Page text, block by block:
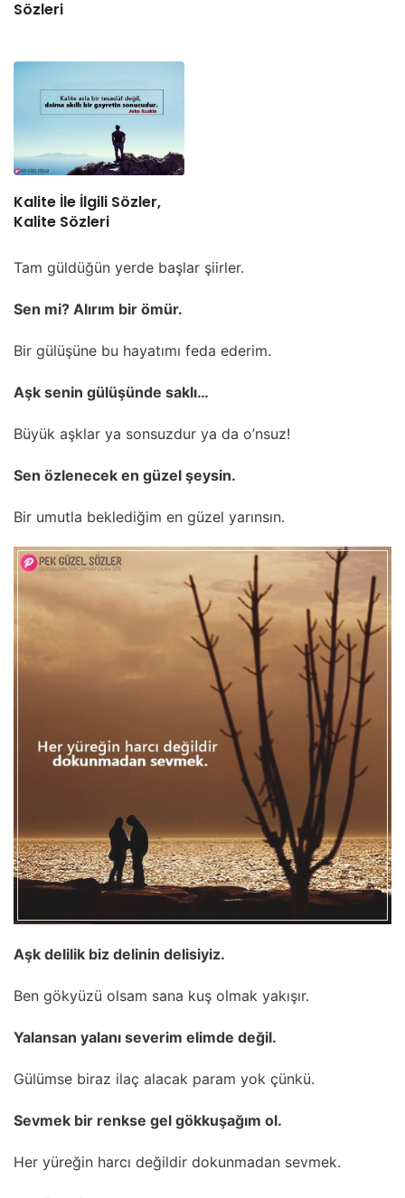
Sözleri
Kalite İle İlgili Sözler,
Kalite Sözleri
Tam güldüğün yerde başlar şiirler.
Sen mi? Alırım bir ömür.
Bir gülüşüne bu hayatımı feda ederim.
Aşk senin gülüşünde saklı…
Büyük aşklar ya sonsuzdur ya da o’nsuz!
Sen özlenecek en güzel şeysin.
Bir umutla beklediğim en güzel yarınsın.
Aşk delilik biz delinin delisiyiz.
Ben gökyüzü olsam sana kuş olmak yakışır.
Yalansan yalanı severim elimde değil.
Gülümse biraz ilaç alacak param yok çünkü.
Sevmek bir renkse gel gökkuşağım ol.
Her yüreğin harcı değildir dokunmadan sevmek.